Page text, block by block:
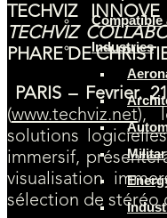
Compatible
Industries
TECHVIZ
TECHVIZ
PHARE DE
PARIS – Fevrier.
(www.techviz.net),
solutions
immersif,
visualisation
sélection de stéréo